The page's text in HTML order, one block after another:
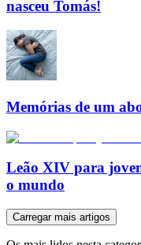
nasceu Tomás!
Memórias de um
Leão XIV para
o mundo
Carregar mais artigos